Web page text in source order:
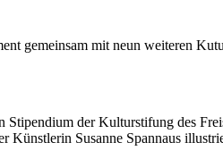
gemeinsam mit neun weiteren
der Kulturstifung des
Künstlerin Susanne Spannaus